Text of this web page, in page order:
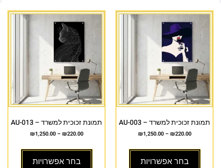
תמונת זכוכית למשרד – AU-003
₪220.00
–
₪1,250.00
בחר אפשרויות
תמונת זכוכית למשרד – AU-013
₪220.00
–
₪1,250.00
בחר אפשרויות